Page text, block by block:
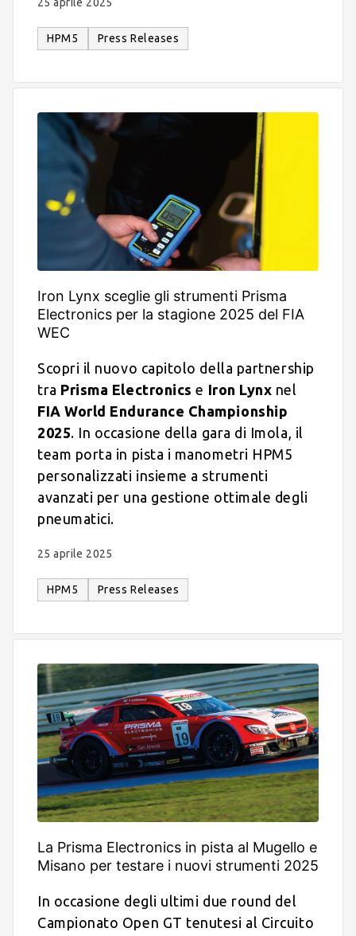
25 aprile 2025
HPM5 Press Releases
Iron Lynx sceglie gli strumenti Prisma
Electronics per la stagione 2025 del FIA
WEC
Scopri il nuovo capitolo della partnership
tra Prisma Electronics e Iron Lynx nel
FIA World Endurance Championship
2025. In occasione della gara di Imola, il
team porta in pista i manometri HPM5
personalizzati insieme a strumenti
avanzati per una gestione ottimale degli
pneumatici.
25 aprile 2025
HPM5 Press Releases
La Prisma Electronics in pista al Mugello e
Misano per testare i nuovi strumenti 2025
In occasione degli ultimi due round del
Campionato Open GT tenutesi al Circuito